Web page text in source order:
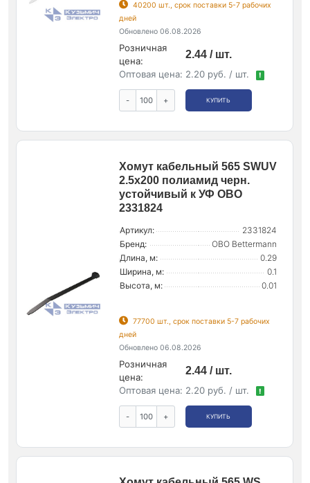
40200 шт., срок поставки 5-7 рабочих
дней
Обновлено 06.08.2026
Розничная
цена:
2.44 / шт.
Оптовая цена: 2.20 руб. / шт. !
- + КУПИТЬ
Хомут кабельный 565 SWUV
2.5х200 полиамид черн.
устойчивый к УФ OBO
2331824
Артикул:
2331824
Бренд:
OBO Bettermann
Длина, м:
0.29
Ширина, м:
0.1
Высота, м:
0.01
77700 шт., срок поставки 5-7 рабочих
дней
Обновлено 06.08.2026
Розничная
цена:
2.44 / шт.
Оптовая цена: 2.20 руб. / шт. !
- + КУПИТЬ